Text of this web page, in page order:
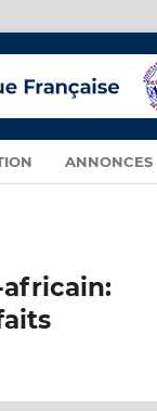
ANNONCES
africain: